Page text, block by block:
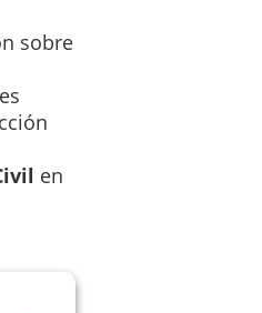
sobre
en